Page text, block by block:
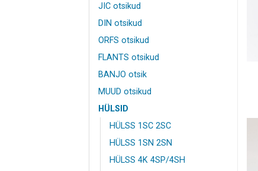
JIC otsikud
DIN otsikud
ORFS otsikud
FLANTS otsikud
BANJO otsik
MUUD otsikud
HÜLSID
HÜLSS 1SC 2SC
HÜLSS 1SN 2SN
HÜLSS 4K 4SP/4SH